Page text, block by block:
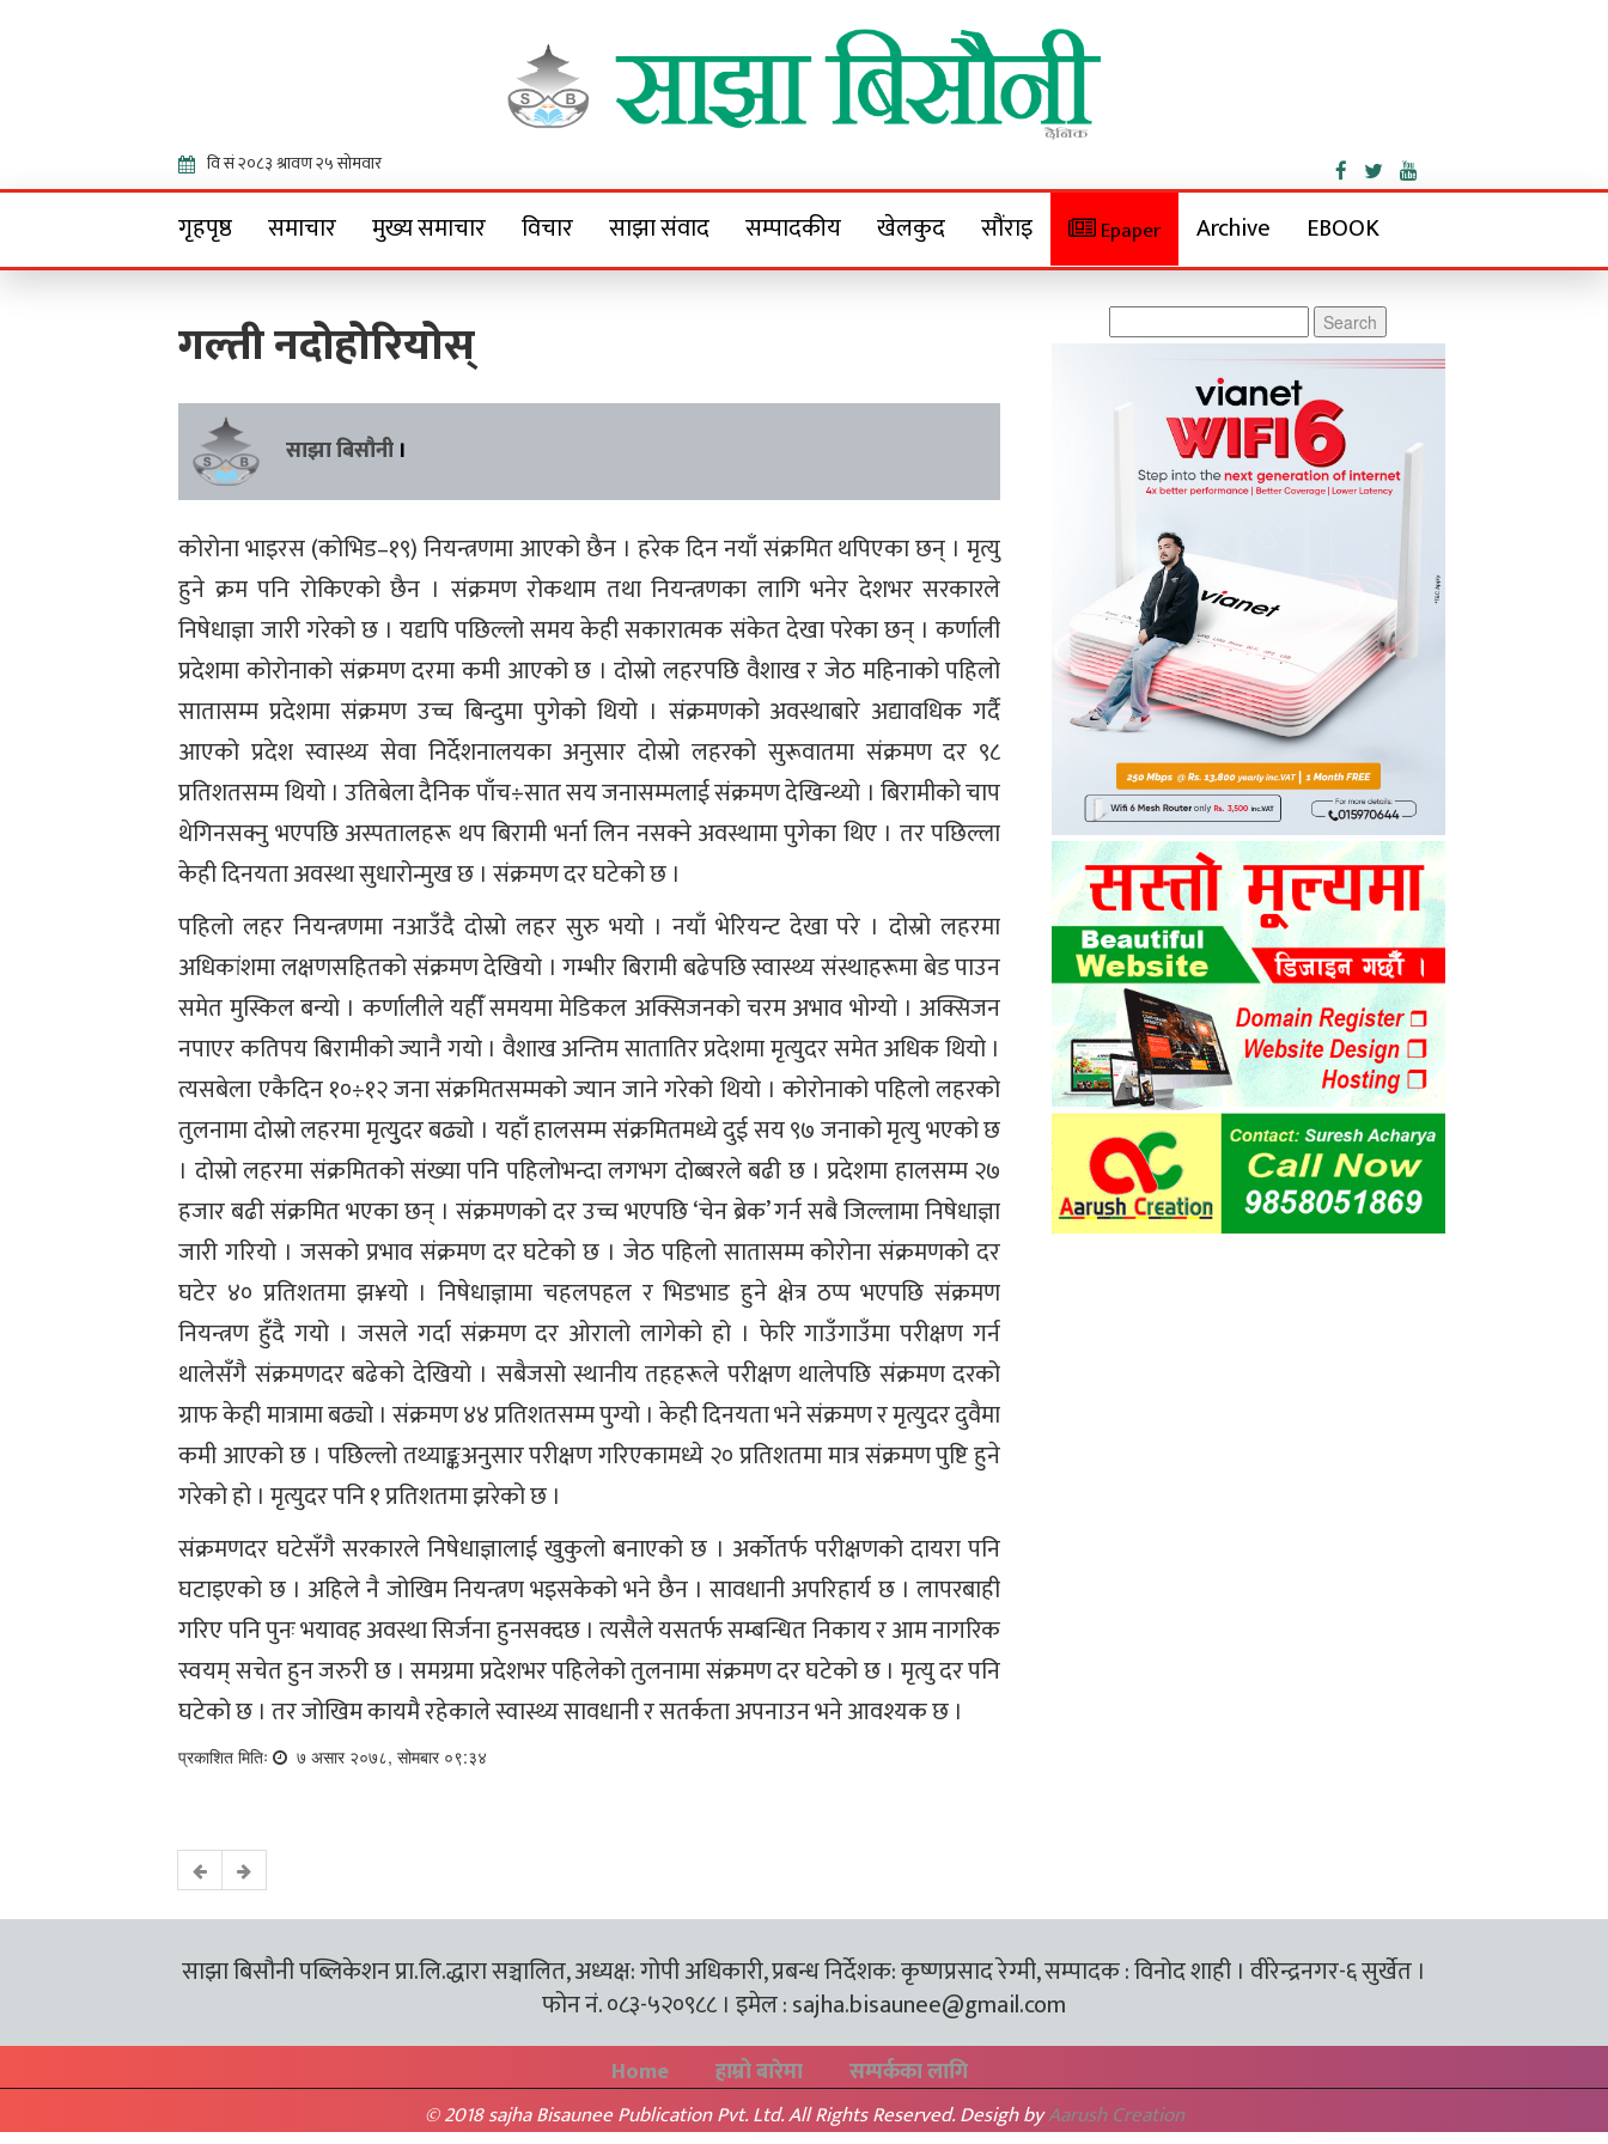
Sajha Bisaunee
गृहपृष्ठ समाचार मुख्य समाचार विचार साझा संवाद सम्पादकीय खेलकुद सौंराइ Epaper Archive EBOOK
गल्ती नदोहोरियोस्
साझा बिसौनी ।
कोरोना भाइरस (कोभिड–१९) नियन्त्रणमा आएको छैन । हरेक दिन नयाँ संक्रमित थपिएका छन् । मृत्यु
हुने क्रम पनि रोकिएको छैन । संक्रमण रोकथाम तथा नियन्त्रणका लागि भनेर देशभर सरकारले
निषेधाज्ञा जारी गरेको छ । यद्यपि पछिल्लो समय केही सकारात्मक संकेत देखा परेका छन् । कर्णाली
प्रदेशमा कोरोनाको संक्रमण दरमा कमी आएको छ । दोस्रो लहरपछि वैशाख र जेठ महिनाको पहिलो
सातासम्म प्रदेशमा संक्रमण उच्च बिन्दुमा पुगेको थियो । संक्रमणको अवस्थाबारे अद्यावधिक गर्दै
आएको प्रदेश स्वास्थ्य सेवा निर्देशनालयका अनुसार दोस्रो लहरको सुरूवातमा संक्रमण दर ९८
प्रतिशतसम्म थियो । उतिबेला दैनिक पाँच÷सात सय जनासम्मलाई संक्रमण देखिन्थ्यो । बिरामीको चाप
थेगिनसक्नु भएपछि अस्पतालहरू थप बिरामी भर्ना लिन नसक्ने अवस्थामा पुगेका थिए । तर पछिल्ला
केही दिनयता अवस्था सुधारोन्मुख छ । संक्रमण दर घटेको छ ।
पहिलो लहर नियन्त्रणमा नआउँदै दोस्रो लहर सुरु भयो । नयाँ भेरियन्ट देखा परे । दोस्रो लहरमा
अधिकांशमा लक्षणसहितको संक्रमण देखियो । गम्भीर बिरामी बढेपछि स्वास्थ्य संस्थाहरूमा बेड पाउन
समेत मुस्किल बन्यो । कर्णालीले यहीँ समयमा मेडिकल अक्सिजनको चरम अभाव भोग्यो । अक्सिजन
नपाएर कतिपय बिरामीको ज्यानै गयो । वैशाख अन्तिम सातातिर प्रदेशमा मृत्युदर समेत अधिक थियो ।
त्यसबेला एकैदिन १०÷१२ जना संक्रमितसम्मको ज्यान जाने गरेको थियो । कोरोनाको पहिलो लहरको
तुलनामा दोस्रो लहरमा मृत्युुदर बढ्यो । यहाँ हालसम्म संक्रमितमध्ये दुई सय ९७ जनाको मृत्यु भएको छ
। दोस्रो लहरमा संक्रमितको संख्या पनि पहिलोभन्दा लगभग दोब्बरले बढी छ । प्रदेशमा हालसम्म २७
हजार बढी संक्रमित भएका छन् । संक्रमणको दर उच्च भएपछि ‘चेन ब्रेक’ गर्न सबै जिल्लामा निषेधाज्ञा
जारी गरियो । जसको प्रभाव संक्रमण दर घटेको छ । जेठ पहिलो सातासम्म कोरोना संक्रमणको दर
घटेर ४० प्रतिशतमा झ¥यो । निषेधाज्ञामा चहलपहल र भिडभाड हुने क्षेत्र ठप्प भएपछि संक्रमण
नियन्त्रण हुँदै गयो । जसले गर्दा संक्रमण दर ओरालो लागेको हो । फेरि गाउँगाउँमा परीक्षण गर्न
थालेसँगै संक्रमणदर बढेको देखियो । सबैजसो स्थानीय तहहरूले परीक्षण थालेपछि संक्रमण दरको
ग्राफ केही मात्रामा बढ्यो । संक्रमण ४४ प्रतिशतसम्म पुग्यो । केही दिनयता भने संक्रमण र मृत्युदर दुवैमा
कमी आएको छ । पछिल्लो तथ्याङ्कअनुसार परीक्षण गरिएकामध्ये २० प्रतिशतमा मात्र संक्रमण पुष्टि हुने
गरेको हो । मृत्युदर पनि १ प्रतिशतमा झरेको छ ।
संक्रमणदर घटेसँगै सरकारले निषेधाज्ञालाई खुकुलो बनाएको छ । अर्कोतर्फ परीक्षणको दायरा पनि
घटाइएको छ । अहिले नै जोखिम नियन्त्रण भइसकेको भने छैन । सावधानी अपरिहार्य छ । लापरबाही
गरिए पनि पुनः भयावह अवस्था सिर्जना हुनसक्दछ । त्यसैले यसतर्फ सम्बन्धित निकाय र आम नागरिक
स्वयम् सचेत हुन जरुरी छ । समग्रमा प्रदेशभर पहिलेको तुलनामा संक्रमण दर घटेको छ । मृत्यु दर पनि
घटेको छ । तर जोखिम कायमै रहेकाले स्वास्थ्य सावधानी र सतर्कता अपनाउन भने आवश्यक छ ।
प्रकाशित मितिः ७ असार २०७८, सोमबार ०९:३४
for:
साझा बिसौनी पब्लिकेशन प्रा.लि.द्धारा सञ्चालित, अध्यक्ष: गोपी अधिकारी, प्रबन्ध निर्देशक: कृष्णप्रसाद रेग्मी, सम्पादक : विनोद शाही । वीरेन्द्रनगर-६ सुर्खेत ।
फोन नं. ०८३-५२०९८८ । इमेल :sajha.bisaunee@gmail.com
Home हाम्रो बारेमा सम्पर्कका लागि
© 2018 sajha Bisaunee Publication Pvt. Ltd. All Rights Reserved. Desigh byAarush Creation